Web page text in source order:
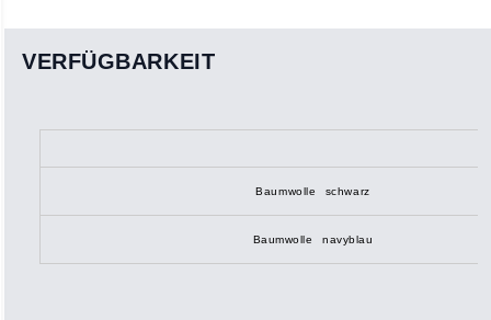
VERFÜGBARKEIT
Baumwolle schwarz
Baumwolle navyblau